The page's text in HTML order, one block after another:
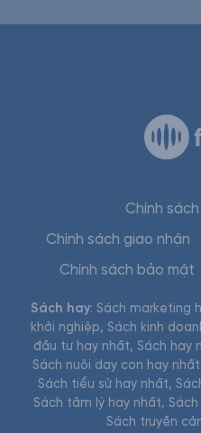
Chính
Chính sách giao nhận
Chính sách bảo mật
Sách hay: Sách marketing
khởi nghiệp, Sách kinh
đầu tư hay nhất, Sách hay
Sách nuôi dạy con hay nhất
Sách tiểu sử hay nhất,
Sách tâm lý hay nhất,
Sách truyền